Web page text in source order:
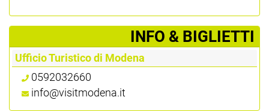
­INFO & BIGLIETTI
Ufficio Turistico di Modena
0592032660
info@visitmodena.it